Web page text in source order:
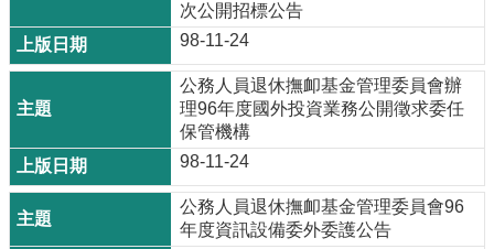
次公開招標公告
98-11-24
公務人員退休撫卹基金管理委員會辦
理96年度國外投資業務公開徵求委任
保管機構
98-11-24
公務人員退休撫卹基金管理委員會96
年度資訊設備委外委護公告